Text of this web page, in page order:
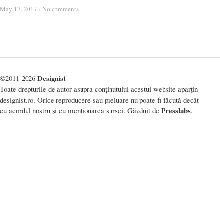
May 17, 2017 / No comments
May 17, 2017 / No comments
©2011-2026 Designist
Toate drepturile de autor asupra conținutului acestui website aparțin
designist.ro. Orice reproducere sau preluare nu poate fi făcută decât
cu acordul nostru și cu menționarea sursei. Găzduit de Presslabs.